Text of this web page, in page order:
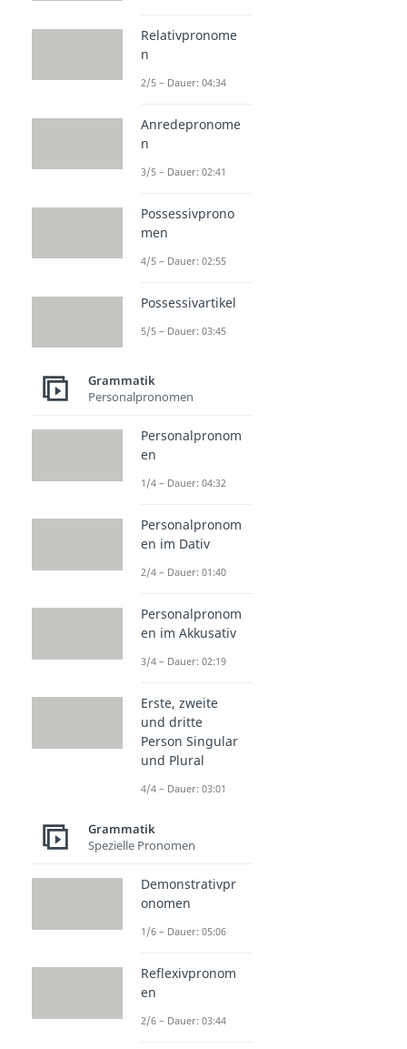
Relativpronome
n
2/5 – Dauer: 04:34
Anredepronome
n
3/5 – Dauer: 02:41
Possessivprono
men
4/5 – Dauer: 02:55
Possessivartikel
5/5 – Dauer: 03:45
Grammatik
Personalpronomen
Personalpronom
en
1/4 – Dauer: 04:32
Personalpronom
en im Dativ
2/4 – Dauer: 01:40
Personalpronom
en im Akkusativ
3/4 – Dauer: 02:19
Erste, zweite
und dritte
Person Singular
und Plural
4/4 – Dauer: 03:01
Grammatik
Spezielle Pronomen
Demonstrativpr
onomen
1/6 – Dauer: 05:06
Reflexivpronom
en
2/6 – Dauer: 03:44